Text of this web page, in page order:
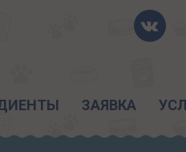
ЗАЯВКА